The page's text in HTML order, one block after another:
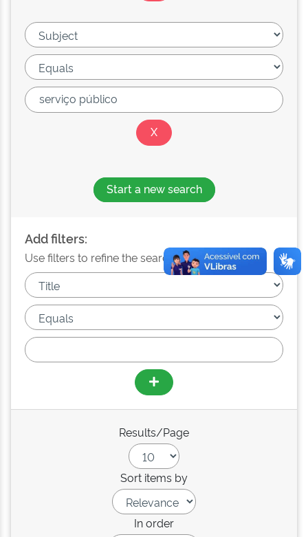
Start a new search
Add filters:
Use filters to refine the search results.
Results/Page
Sort items by
In order